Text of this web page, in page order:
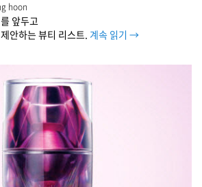
hoon
앞두고
안하는 뷰티 리스트. 계속 읽기 →